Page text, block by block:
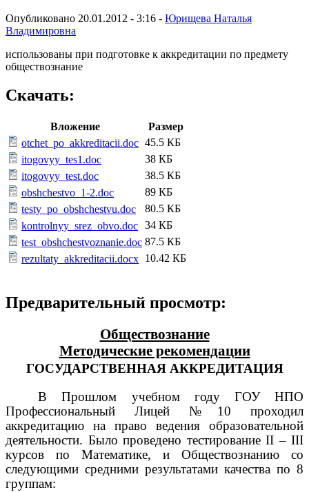
Опубликовано 20.01.2012 - 3:16 - Юрищева Наталья
Владимировна
использованы при подготовке к аккредитации по предмету
обществознание
Скачать:
Вложение
Размер
otchet_po_akkreditacii.doc 45.5 КБ
itogovyy_tes1.doc
38 КБ
itogovyy_test.doc
38.5 КБ
obshchestvo_1-2.doc
89 КБ
testy_po_obshchestvu.doc
80.5 КБ
kontrolnyy_srez_obvo.doc 34 КБ
test_obshchestvoznanie.doc 87.5 КБ
rezultaty_akkreditacii.docx 10.42 КБ
Предварительный просмотр:
Обществознание
Методические рекомендации
ГОСУДАРСТВЕННАЯ АККРЕДИТАЦИЯ
В Прошлом учебном году ГОУ НПО
Профессиональный Лицей №10 проходил
аккредитацию на право ведения образовательной
деятельности. Было проведено тестирование II – III
курсов по Математике, и Обществознанию со
следующими средними результатами качества по 8
группам: